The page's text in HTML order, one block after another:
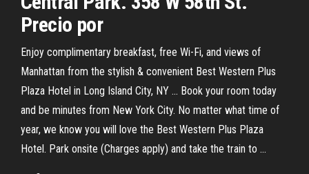
Precio por
Enjoy complimentary breakfast, free Wi-Fi, and views of
Manhattan from the stylish & convenient Best Western Plus
Plaza Hotel in Long Island City, NY ... Book your room today
and be minutes from New York City. No matter what time of
year, we know you will love the Best Western Plus Plaza
Hotel. Park onsite (Charges apply) and take the train to ...